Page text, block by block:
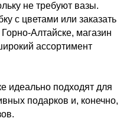
не требуют вазы.
с цветами или заказать
Алтайске, магазин
ассортимент
идеально подходят для
подарков и, конечно,